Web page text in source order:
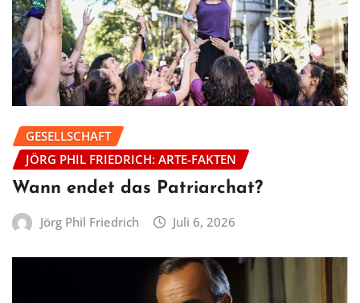
GESELLSCHAFT
JÖRG PHIL FRIEDRICH: ARTE-FAKTEN
Wann endet das Patriarchat?
Jörg Phil Friedrich Juli 6, 2026